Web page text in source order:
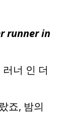
runner in
너 인 더
죠, 밤의